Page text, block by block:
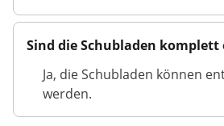
Sind die Schubladen
Ja, die Schubladen können
werden.